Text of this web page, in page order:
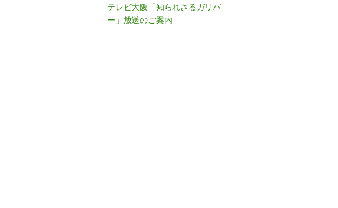
テレビ大阪「知られざるガリバ
ー」放送のご案内